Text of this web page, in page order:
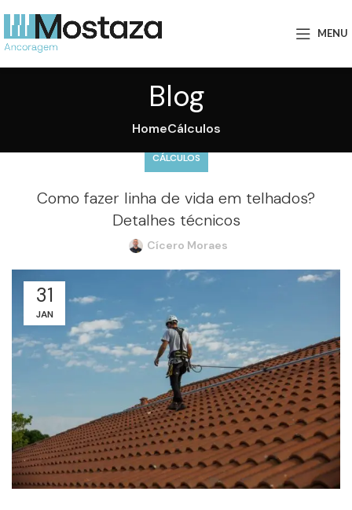
MENU
Blog
HomeCálculos
CÁLCULOS
Como fazer linha de vida em telhados?
Detalhes técnicos
Cícero Moraes
31
JAN